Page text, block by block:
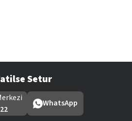
Setur
WhatsApp